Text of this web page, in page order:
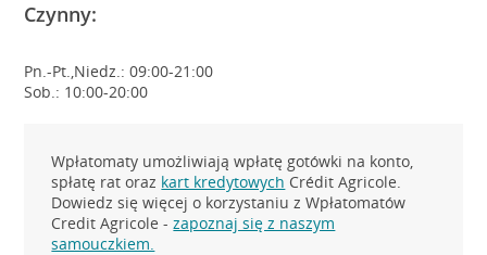
Czynny:
Pn.-Pt.,Niedz.: 09:00-21:00
Sob.: 10:00-20:00
Wpłatomaty umożliwiają wpłatę gotówki na konto,
spłatę rat oraz kart kredytowych Crédit Agricole.
Dowiedz się więcej o korzystaniu z Wpłatomatów
Credit Agricole -zapoznaj się z naszym
samouczkiem.